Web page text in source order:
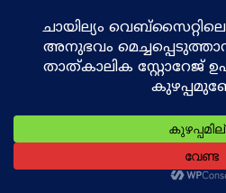
(അറബ്യൻ ഗൾഫിലെ
ദീർഘകാല
പ്രധാനം. 1975-ലെ
ഉടമ്പടി ഇറാഖിന്